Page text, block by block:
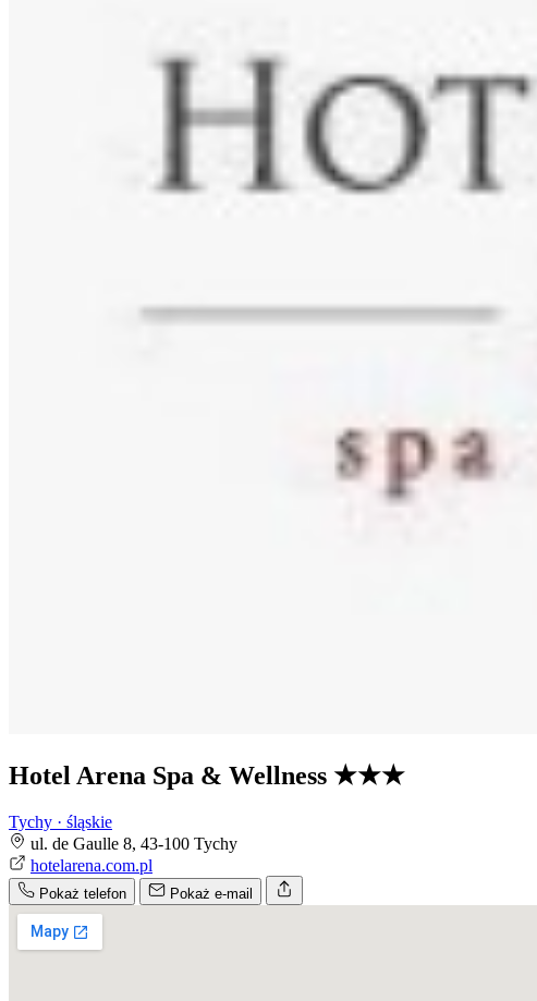
Hotel Arena Spa & Wellness ★★★
Tychy · śląskie
ul. de Gaulle 8, 43-100 Tychy
hotelarena.com.pl
Pokaż telefon Pokaż e-mail